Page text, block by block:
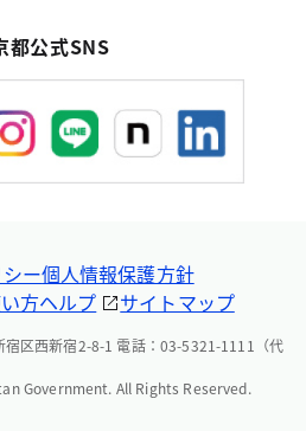
都公式SNS
ー個人情報保護方針
方ヘルプ サイトマップ
区西新宿2-8-1 電話：03-5321-1111（代
Government. All Rights Reserved.